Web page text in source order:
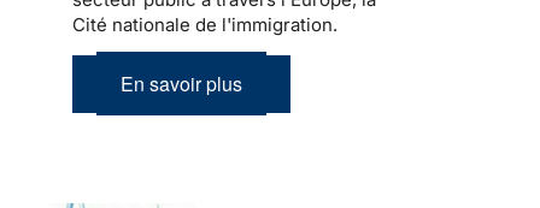
Cité nationale de l'immigration.
En savoir plus